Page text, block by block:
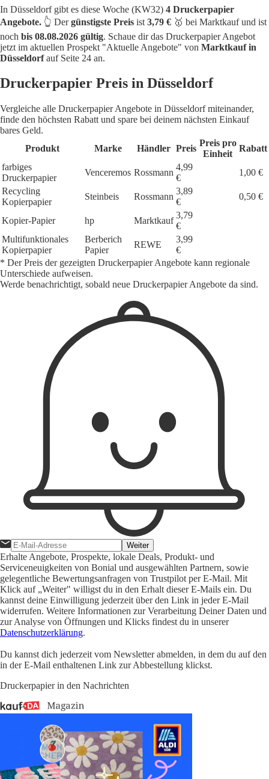
In Düsseldorf gibt es diese Woche (KW32) 4 Druckerpapier
Angebote. 👆 Dergünstigste Preis ist 3,79 € 🥇 bei Marktkauf und ist
noch bis 08.08.2026 gültig. Schaue dir das Druckerpapier Angebot
jetzt im aktuellen Prospekt "Aktuelle Angebote" von Marktkauf in
Düsseldorfauf Seite 24 an.
Druckerpapier Preis in Düsseldorf
Vergleiche alle Druckerpapier Angebote in Düsseldorf miteinander,
finde den höchsten Rabatt und spare bei deinem nächsten Einkauf
bares Geld.
Produkt
Marke Händler Preis
Preis pro
Einheit
Rabatt
farbiges
Druckerpapier
Venceremos Rossmann
4,99
€
1,00 €
Recycling
Kopierpapier
Steinbeis Rossmann
3,89
€
0,50 €
Kopier-Papier hp Marktkauf
3,79
€
Multifunktionales
Kopierpapier
Berberich
Papier
REWE
3,99
€
* Der Preis der gezeigten Druckerpapier Angebote kann regionale
Unterschiede aufweisen.
Werde benachrichtigt, sobald neue Druckerpapier Angebote da sind.
Weiter
Erhalte Angebote, Prospekte, lokale Deals, Produkt- und
Serviceneuigkeiten von Bonial und ausgewählten Partnern, sowie
gelegentliche Bewertungsanfragen von Trustpilot per E-Mail. Mit
Klick auf „Weiter" willigst du in den Erhalt dieser E-Mails ein. Du
kannst deine Einwilligung jederzeit über den Link in jeder E-Mail
widerrufen. Weitere Informationen zur Verarbeitung Deiner Daten und
zur Analyse von Öffnungen und Klicks findest du in unserer
Datenschutzerklärung.
Du kannst dich jederzeit vom Newsletter abmelden, in dem du auf den
in der E-Mail enthaltenen Link zur Abbestellung klickst.
Druckerpapier in den Nachrichten